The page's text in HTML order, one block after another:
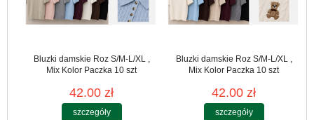
Bluzki damskie Roz S/M-L/XL ,
Mix Kolor Paczka 10 szt
42.00 zł
szczegóły
Bluzki damskie Roz S/M-L/XL ,
Mix Kolor Paczka 10 szt
42.00 zł
szczegóły